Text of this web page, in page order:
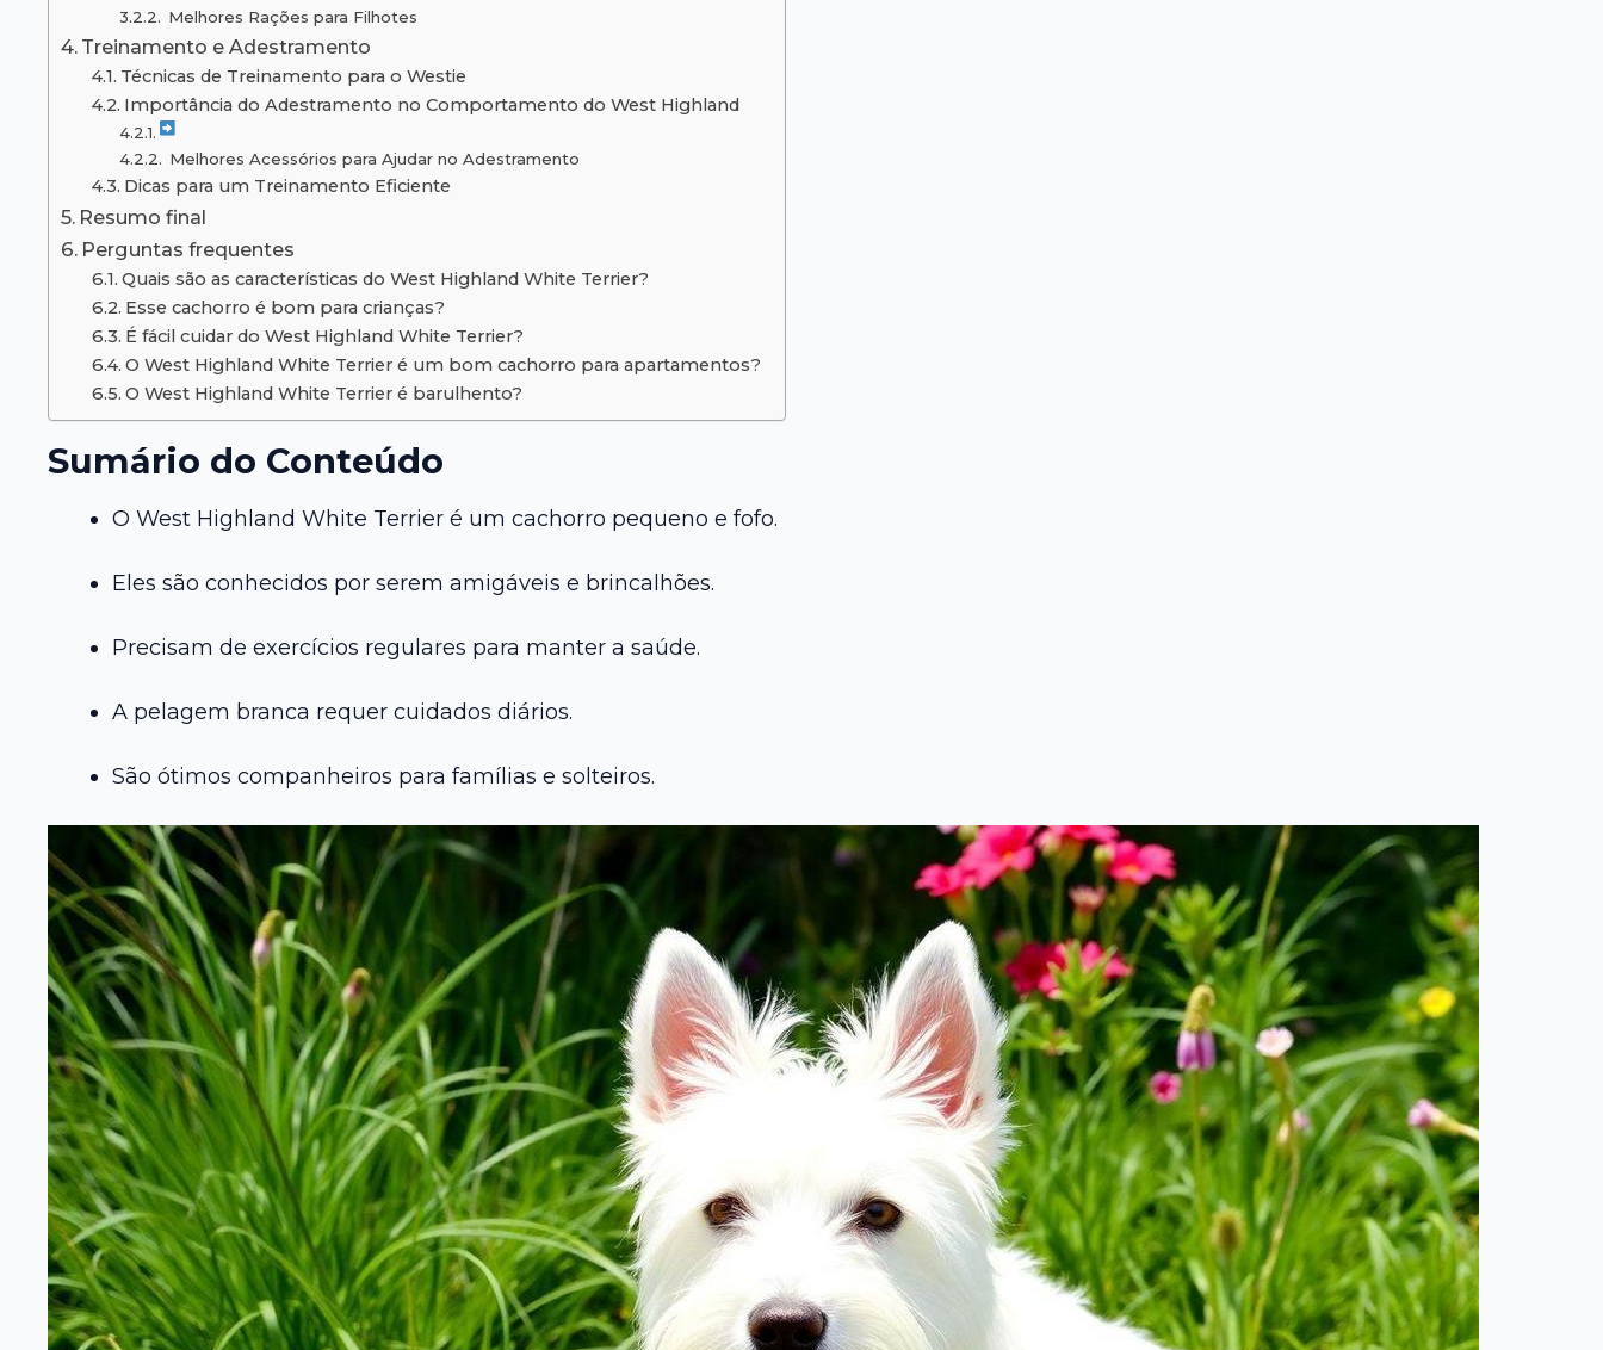
Melhores Rações para Filhotes
Treinamento e Adestramento
Técnicas de Treinamento para o Westie
Importância do Adestramento no Comportamento do West Highland
Melhores Acessórios para Ajudar no Adestramento
Dicas para um Treinamento Eficiente
Resumo final
Perguntas frequentes
Quais são as características do West Highland White Terrier?
Esse cachorro é bom para crianças?
É fácil cuidar do West Highland White Terrier?
O West Highland White Terrier é um bom cachorro para apartamentos?
O West Highland White Terrier é barulhento?
Sumário do Conteúdo
O West Highland White Terrier é um cachorro pequeno e fofo.
Eles são conhecidos por serem amigáveis e brincalhões.
Precisam de exercícios regulares para manter a saúde.
A pelagem branca requer cuidados diários.
São ótimos companheiros para famílias e solteiros.